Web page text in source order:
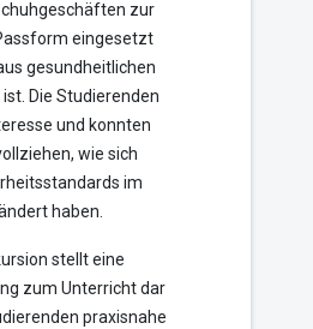
zur
eingesetzt
gesundheitlichen
Die Studierenden
und konnten
wie sich
im
haben.
stellt eine
zum Unterricht dar
praxisnahe